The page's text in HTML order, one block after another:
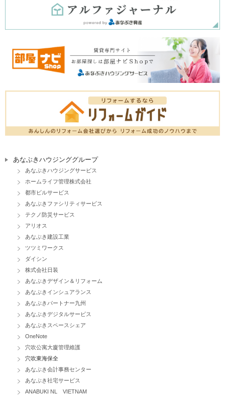
あなぶきハウジンググループ
あなぶきハウジングサービス
ホームライフ管理株式会社
都市ビルサービス
あなぶきファシリティサービス
テクノ防災サービス
アリオス
あなぶき建設工業
ツツミワークス
ダイシン
株式会社日装
あなぶきデザイン＆リフォーム
あなぶきインシュアランス
あなぶきパートナー九州
あなぶきデジタルサービス
あなぶきスペースシェア
OneNote
穴吹公寓大廈管理維護
穴吹東海保全
あなぶき会計事務センター
あなぶき社宅サービス
ANABUKI NL VIETNAM